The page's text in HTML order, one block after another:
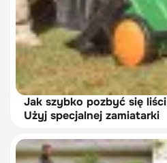
Jak szybko pozbyć się
Użyj specjalnej zamiatarki